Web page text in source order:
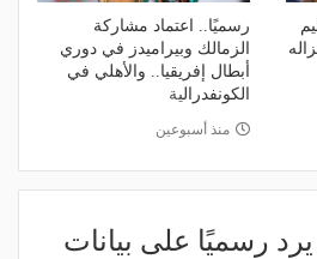
رسميًا.. اعتماد مشاركة
الزمالك وبيراميدز في دوري
أبطال إفريقيا.. والأهلي في
الكونفدرالية
منذ أسبوعين
يرد رسميًا على بيانات